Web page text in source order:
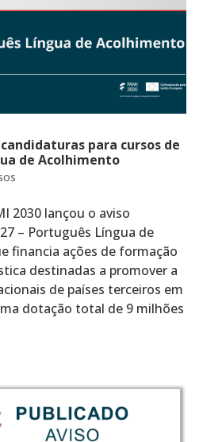
candidaturas para cursos de
de Acolhimento
2030 lançou o aviso
– Português Língua de
financia ações de formação
destinadas a promover a
de países terceiros em
dotação total de 9 milhões